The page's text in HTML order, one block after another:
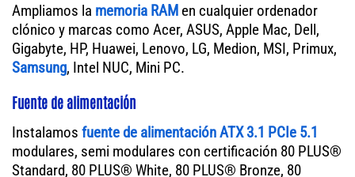
Ampliamos la memoria RAM en cualquier ordenador
clónico y marcas como Acer, ASUS, Apple Mac, Dell,
Gigabyte, HP, Huawei, Lenovo, LG, Medion, MSI, Primux,
Samsung, Intel NUC, Mini PC.
Fuente de alimentación
Instalamos fuente de alimentación ATX 3.1 PCIe 5.1
modulares, semi modulares con certificación 80 PLUS®
Standard, 80 PLUS® White, 80 PLUS® Bronze, 80